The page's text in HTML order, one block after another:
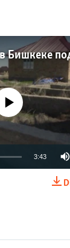
currently
3:43